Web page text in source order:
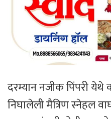
दरम्यान नजीक पिंपरी येथे
निघालेली मैत्रिण स्नेहल